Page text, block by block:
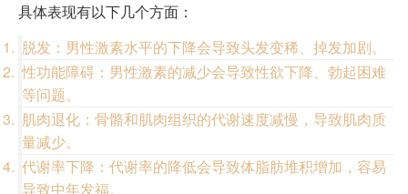
具体表现有以下几个方面：
脱发：男性激素水平的下降会导致头发变稀、掉发加剧。
性功能障碍：男性激素的减少会导致性欲下降、勃起困难
等问题。
肌肉退化：骨骼和肌肉组织的代谢速度减慢，导致肌肉质
量减少。
代谢率下降：代谢率的降低会导致体脂肪堆积增加，容易
导致中年发福。